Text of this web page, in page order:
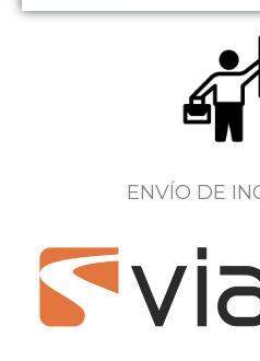
ENVÍO DE